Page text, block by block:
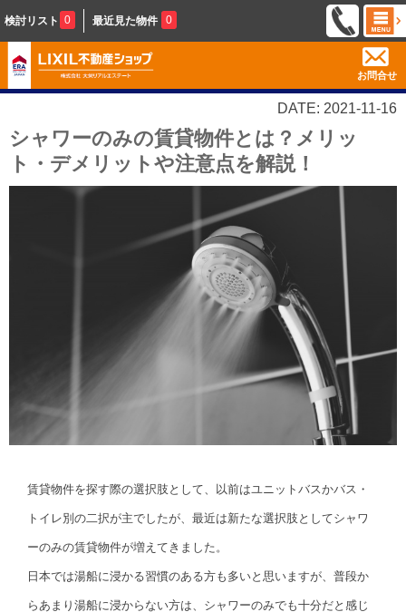
検討リスト 0 最近見た物件 0
お問合せ
DATE: 2021-11-16
シャワーのみの賃貸物件とは？メリッ
ト・デメリットや注意点を解説！
賃貸物件を探す際の選択肢として、以前はユニットバスかバス・
トイレ別の二択が主でしたが、最近は新たな選択肢としてシャワ
ーのみの賃貸物件が増えてきました。
日本では湯船に浸かる習慣のある方も多いと思いますが、普段か
らあまり湯船に浸からない方は、シャワーのみでも十分だと感じ